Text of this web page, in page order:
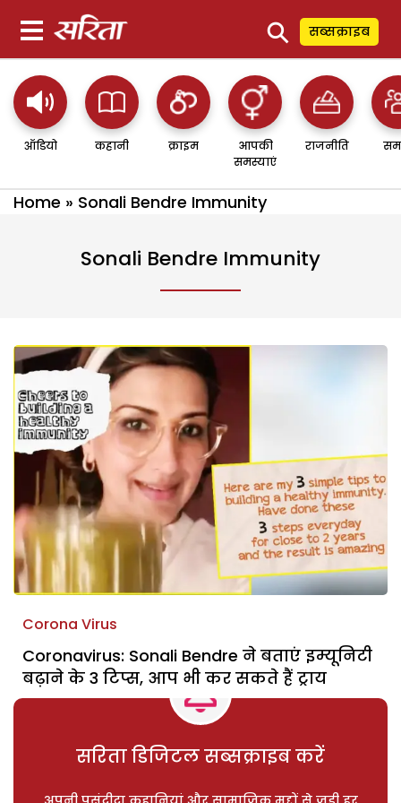
⚲ सब्सक्राइब
ऑडियो कहानी क्राइम
आपकी
समस्याएं
राजनीति
Home » Sonali Bendre Immunity
Sonali Bendre Immunity
Corona Virus
Coronavirus: Sonali Bendre ने बताएं इम्यूनिटी
बढ़ाने के 3 टिप्स, आप भी कर सकते हैं ट्राय
सरिता डिजिटल सब्सक्राइब करें